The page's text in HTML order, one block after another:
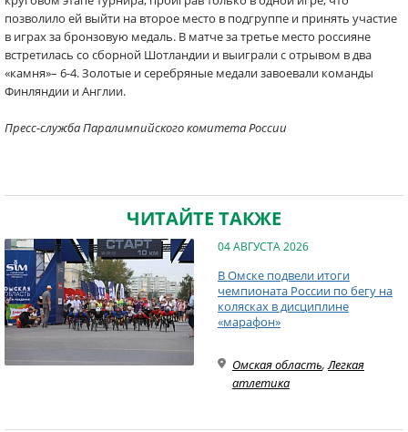
позволило ей выйти на второе место в подгруппе и принять участие
в играх за бронзовую медаль. В матче за третье место россияне
встретилась со сборной Шотландии и выиграли с отрывом в два
«камня»– 6-4. Золотые и серебряные медали завоевали команды
Финляндии и Англии.
Пресс-служба Паралимпийского комитета России
ЧИТАЙТЕ ТАКЖЕ
04 АВГУСТА 2026
В Омске подвели итоги
чемпионата России по бегу на
колясках в дисциплине
«марафон»
Омская область,Легкая
атлетика